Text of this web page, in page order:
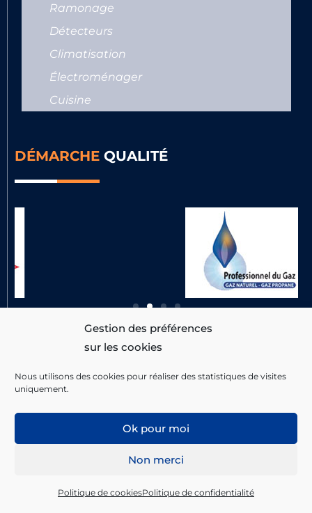
Gestion des préférences
sur les cookies
Nous utilisons des cookies pour réaliser des statistiques de visites
uniquement.
Ok pour moi
Non merci
Politique de cookiesPolitique de confidentialité
Ramonage
Détecteurs
Climatisation
Électroménager
Cuisine
DÉMARCHE QUALITÉ
RÉALISATION DU SITE
Agence de publicité